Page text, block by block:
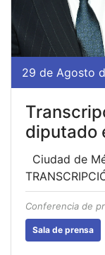
29 de Agosto
diputado
Ciudad de
Conferencia de
Sala de prensa